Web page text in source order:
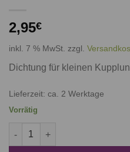
2,95€
inkl. 7 % MwSt. zzgl.
Dichtung für kleinen
Lieferzeit: ca. 2 Werktage
Vorrätig
Dichtung für kleinen